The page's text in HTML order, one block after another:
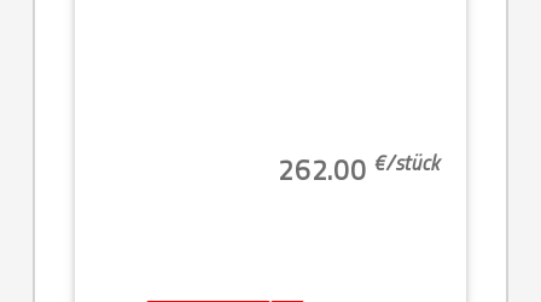
262.00 €/stück